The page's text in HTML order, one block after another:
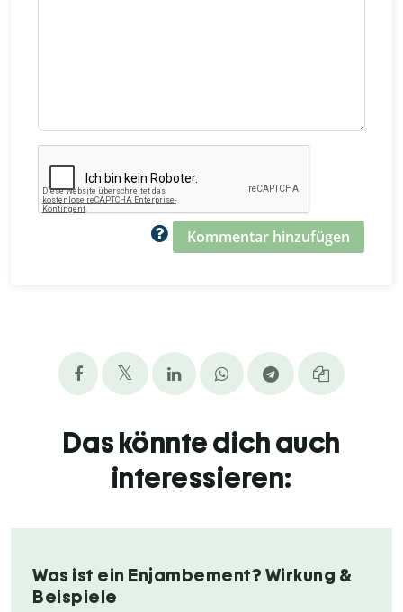
Kommentar hinzufügen
Das könnte dich auch
interessieren:
Was ist ein Enjambement? Wirkung &
Beispiele